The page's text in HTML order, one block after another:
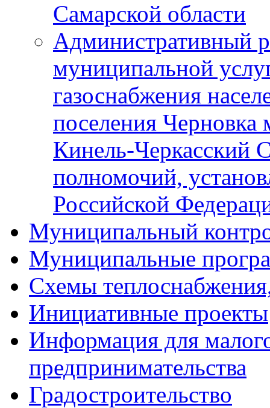
Самарской области
Административный
муниципальной
газоснабжения
поселения Черновка
Кинель-Черкасский
полномочий,
Российской
Муниципальный
Муниципальные
Схемы
Инициативные проекты
Информация для
предпринимательства
Градостроительство